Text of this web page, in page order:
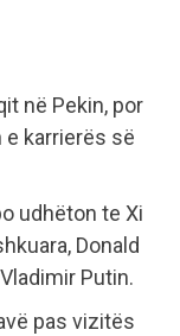
në Pekin, por
e karrierës së
udhëton te Xi
Donald
Putin.
pas vizitës